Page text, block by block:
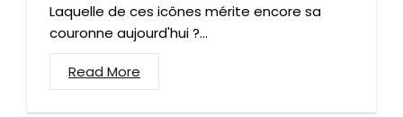
Laquelle de ces icônes mérite encore sa
couronne aujourd'hui ?...
Read More